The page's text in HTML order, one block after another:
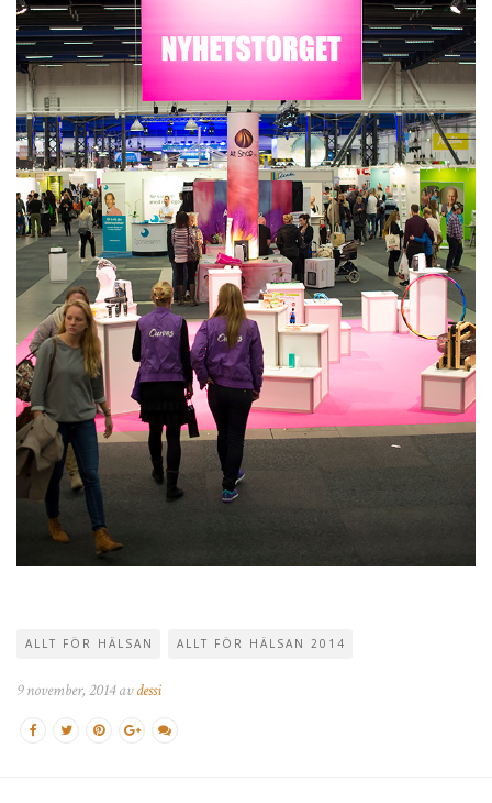
ALLT FÖR HÄLSAN ALLT FÖR HÄLSAN 2014
9 november, 2014 avdessi